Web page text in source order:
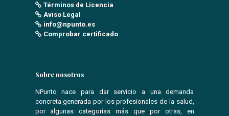
Términos de Licencia
Aviso Legal
info@npunto.es
Comprobar certificado
Sobre nosotros
NPunto nace para dar servicio a una demanda
concreta generada por los profesionales de la salud,
por algunas categorías más que por otras, en